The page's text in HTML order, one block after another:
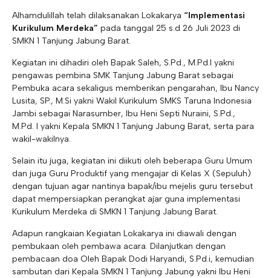
Alhamdulillah telah dilaksanakan Lokakarya “Implementasi
Kurikulum Merdeka” pada tanggal 25 s.d 26 Juli 2023 di
SMKN 1 Tanjung Jabung Barat.
Kegiatan ini dihadiri oleh Bapak Saleh, S.Pd., M.Pd.I yakni
pengawas pembina SMK Tanjung Jabung Barat sebagai
Pembuka acara sekaligus memberikan pengarahan, Ibu Nancy
Lusita, SP., M.Si yakni Wakil Kurikulum SMKS Taruna Indonesia
Jambi sebagai Narasumber, Ibu Heni Septi Nuraini, S.Pd.,
M.Pd. I yakni Kepala SMKN 1 Tanjung Jabung Barat, serta para
wakil-wakilnya.
Selain itu juga, kegiatan ini diikuti oleh beberapa Guru Umum
dan juga Guru Produktif yang mengajar di Kelas X (Sepuluh)
dengan tujuan agar nantinya bapak/ibu mejelis guru tersebut
dapat mempersiapkan perangkat ajar guna implementasi
Kurikulum Merdeka di SMKN 1 Tanjung Jabung Barat.
Adapun rangkaian Kegiatan Lokakarya ini diawali dengan
pembukaan oleh pembawa acara. Dilanjutkan dengan
pembacaan doa Oleh Bapak Dodi Haryandi, S.Pd.i, kemudian
sambutan dari Kepala SMKN 1 Tanjung Jabung yakni Ibu Heni